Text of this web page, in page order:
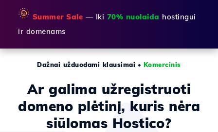
🌞 Summer Sale — Iki 70% nuolaida hostingui
ir domenams
Dažnai užduodami klausimai • Komercinis
Ar galima užregistruoti
domeno plėtinį, kuris nėra
siūlomas Hostico?